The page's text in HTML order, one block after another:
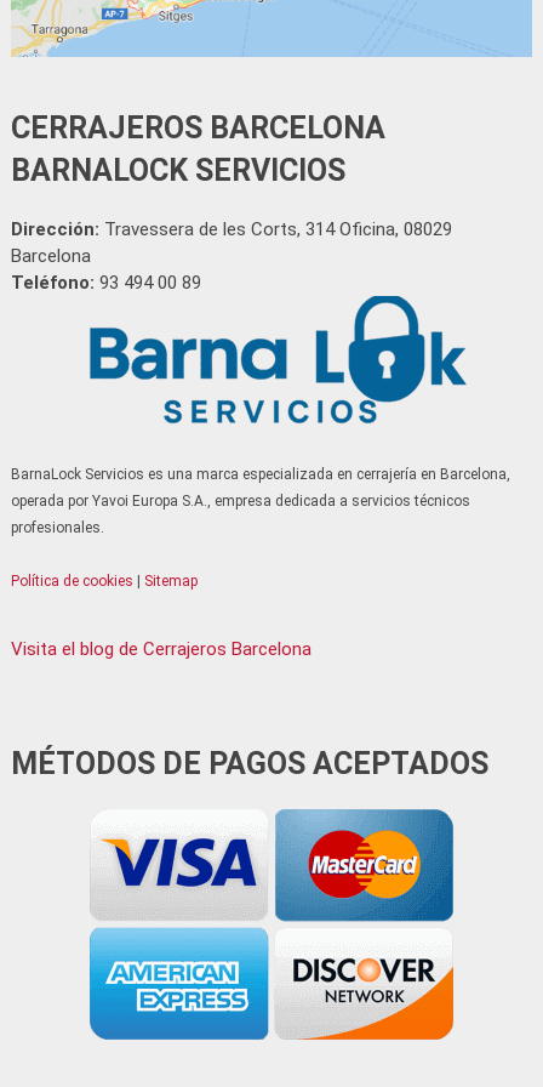
Serrallers Sabadell
Serrallers Sant Climent de Llobregat
Serrallers Sant Andreu de la Barca
Serrallers Sant Boi de Llobregat
Serrallers Sant Feliu de Llobregat
Serrallers Sant Joan Despí
Serrallers Sant Quirze del Vallès
Serrallers Sant Vicenç dels Horts
Serrallers Santa Coloma de Cervelló
Serrallers Santa Perpètua de Mogoda
Serrallers Sitges
Serrallers Tiana
Serrallers Torrelles de Llobregat
CERRAJEROS BARCELONA
BARNALOCK SERVICIOS
Dirección: Travessera de les Corts, 314 Oficina, 08029
Barcelona
Teléfono: 93 494 00 89
BarnaLock Servicios es una marca especializada en cerrajería en Barcelona,
operada por Yavoi Europa S.A., empresa dedicada a servicios técnicos
profesionales.
Política de cookies | Sitemap
Visita el blog de Cerrajeros Barcelona
MÉTODOS DE PAGOS ACEPTADOS